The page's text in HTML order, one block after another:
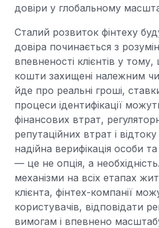
довіри у глобальному
Сталий розвиток фінтеху
довіра починається з
впевненості клієнтів у тому,
кошти захищені належним
йде про реальні гроші,
процеси ідентифікації
фінансових втрат,
репутаційних втрат і
надійна верифікація особи
— це не опція, а
механізми на всіх етапах
клієнта, фінтех-компанії
користувачів, відповідати
вимогам і впевнено